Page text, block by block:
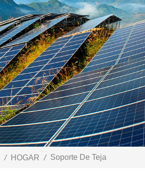
/ HOGAR / Soporte De Teja